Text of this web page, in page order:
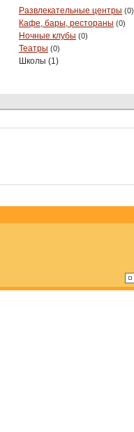
Развлекательные центры (0)
Кафе, бары, рестораны (0)
Ночные клубы (0)
Театры (0)
Школы (1)